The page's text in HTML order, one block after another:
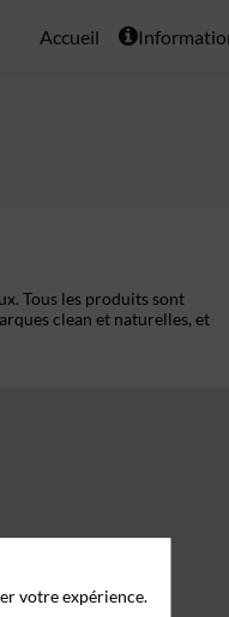
Accueil
Tous les produits sont
clean et naturelles, et
votre expérience.